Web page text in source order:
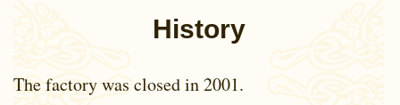
History
The factory was closed in 2001.